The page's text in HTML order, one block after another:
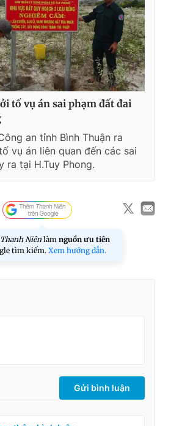
tố vụ án sai phạm đất đai
an tỉnh Bình Thuận ra
vụ án liên quan đến các sai
ra tại H.Tuy Phong.
Thanh Niên làm nguồn ưu tiên
tìm kiếm. Xem hướng dẫn.
Gửi bình luận